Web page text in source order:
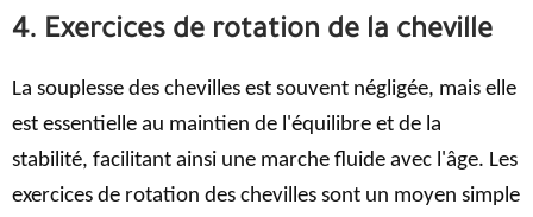
4. Exercices de rotation de la cheville
La souplesse des chevilles est souvent négligée, mais elle
est essentielle au maintien de l'équilibre et de la
stabilité, facilitant ainsi une marche fluide avec l'âge. Les
exercices de rotation des chevilles sont un moyen simple